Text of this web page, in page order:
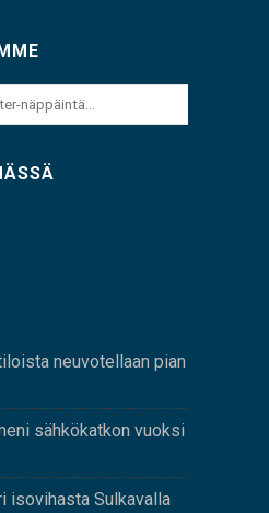
neuvotellaan pian
sähkökatkon vuoksi
isovihasta Sulkavalla